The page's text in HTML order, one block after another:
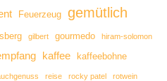
Feuerzeug gemütlich
gilbert gourmedo hiram-solomon
kaffee
kaffeebohne
reise rocky patel rotwein